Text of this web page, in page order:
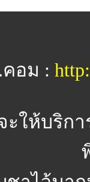
อม :
ะให้บริก